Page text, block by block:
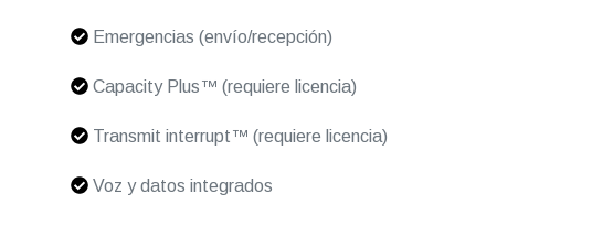
Emergencias (envío/recepción)
Capacity Plus™ (requiere licencia)
Transmit interrupt™ (requiere licencia)
Voz y datos integrados